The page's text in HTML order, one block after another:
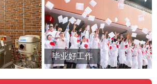
毕业好工作